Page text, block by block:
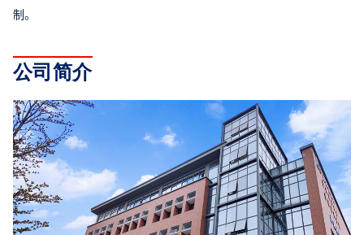
制。
公司简介